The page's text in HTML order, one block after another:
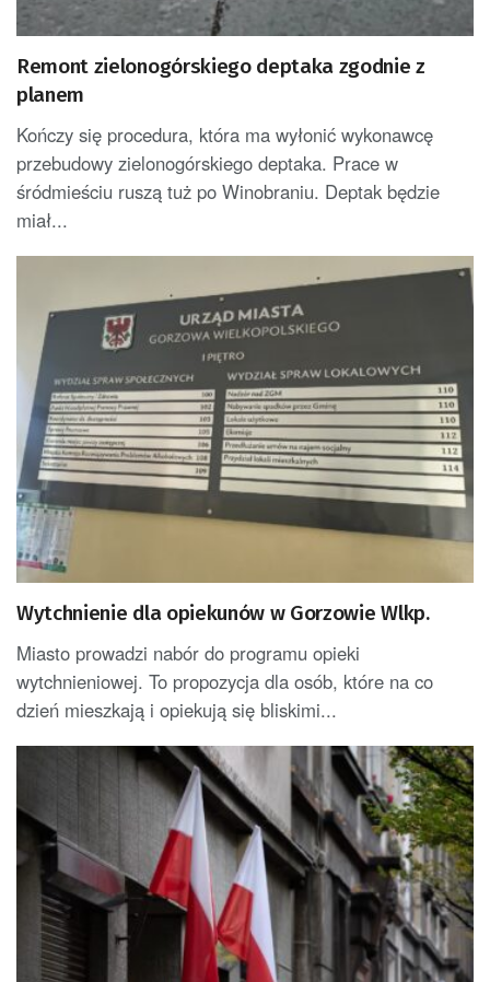
Remont zielonogórskiego deptaka zgodnie z
planem
Kończy się procedura, która ma wyłonić wykonawcę
przebudowy zielonogórskiego deptaka. Prace w
śródmieściu ruszą tuż po Winobraniu. Deptak będzie
miał...
Wytchnienie dla opiekunów w Gorzowie Wlkp.
Miasto prowadzi nabór do programu opieki
wytchnieniowej. To propozycja dla osób, które na co
dzień mieszkają i opiekują się bliskimi...